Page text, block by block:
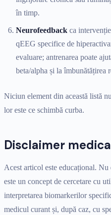
în timp.
Neurofeedback ca
qEEG specifice de
evaluare; antrenarea poate
beta/alpha și la îmbunătățirea
Niciun element din această listă
lor este ce schimbă curba.
Disclaimer
Acest articol este educațional.
este un concept de cercetare cu
interpretarea biomarkerilor
medicul curant și, după caz, cu